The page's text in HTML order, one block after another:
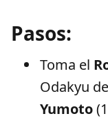
Pasos:
Toma el
Odakyu
Yumoto